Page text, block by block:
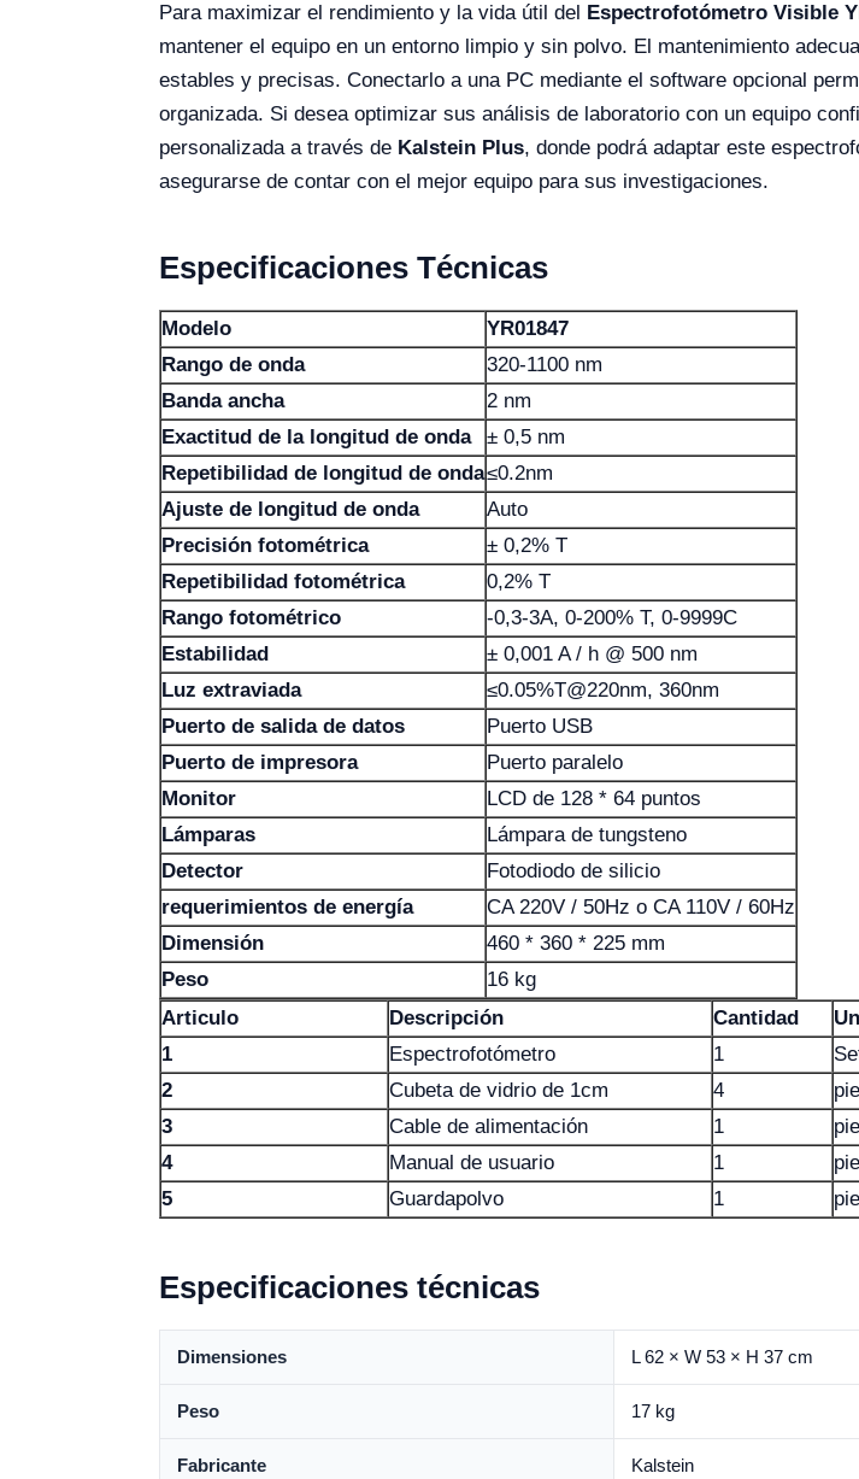
Para maximizar el rendimiento y la vida útil del Espectrofotómetro Visible
mantener el equipo en un entorno limpio y sin polvo. El mantenimiento
estables y precisas. Conectarlo a una PC mediante el software opcional
organizada. Si desea optimizar sus análisis de laboratorio con un equipo
personalizada a través de Kalstein Plus, donde podrá adaptar este
asegurarse de contar con el mejor equipo para sus investigaciones.
Especificaciones Técnicas
Modelo
YR01847
Rango de onda
320-1100 nm
Banda ancha
2 nm
Exactitud de la longitud de onda
± 0,5 nm
Repetibilidad de longitud de onda≤0.2nm
Ajuste de longitud de onda
Auto
Precisión fotométrica
± 0,2% T
Repetibilidad fotométrica
0,2% T
Rango fotométrico
-0,3-3A, 0-200% T, 0-9999C
Estabilidad
± 0,001 A / h @ 500 nm
Luz extraviada
≤0.05%T@220nm, 360nm
Puerto de salida de datos
Puerto USB
Puerto de impresora
Puerto paralelo
Monitor
LCD de 128 * 64 puntos
Lámparas
Lámpara de tungsteno
Detector
Fotodiodo de silicio
requerimientos de energía
CA 220V / 50Hz o CA 110V / 60Hz
Dimensión
460 * 360 * 225 mm
Peso
16 kg
Articulo
Descripción Cantidad
1
Espectrofotómetro 1
2
Cubeta de vidrio de 1cm 4
3
Cable de alimentación 1
4
Manual de usuario 1
5
Guardapolvo 1
Especificaciones técnicas
Dimensiones L 62 × W 53 × H 37 cm
Peso 17 kg
Fabricante Kalstein